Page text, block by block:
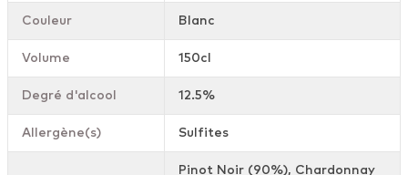
Couleur Blanc
Volume 150cl
Degré d'alcool 12.5%
Allergène(s) Sulfites
Pinot Noir (90%), Chardonnay